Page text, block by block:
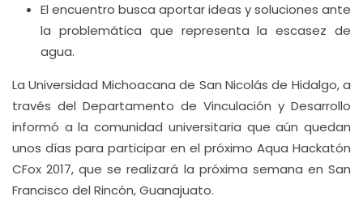
El encuentro busca aportar ideas y soluciones ante
la problemática que representa la escasez de
agua.
La Universidad Michoacana de San Nicolás de Hidalgo, a
través del Departamento de Vinculación y Desarrollo
informó a la comunidad universitaria que aún quedan
unos días para participar en el próximo Aqua Hackatón
CFox 2017, que se realizará la próxima semana en San
Francisco del Rincón, Guanajuato.